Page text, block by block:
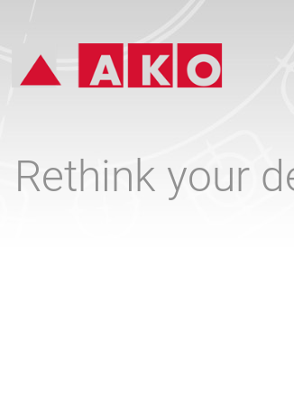
Rethink your